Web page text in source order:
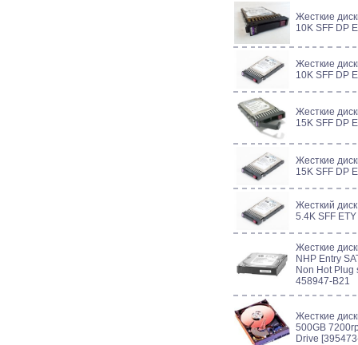
Жесткие
10K SFF DP
Жесткие
10K SFF DP
Жесткие
15K SFF DP
Жесткие
15K SFF DP
Жесткий
5.4K SFF
Жесткие
NHP Entry
Non Hot Plug
458947-B21
Жесткие
500GB
Drive